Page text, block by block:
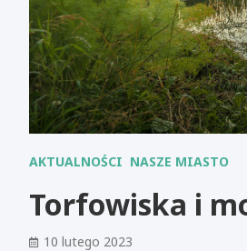
AKTUALNOŚCI NASZE MIASTO
Torfowiska i
10 lutego 2023